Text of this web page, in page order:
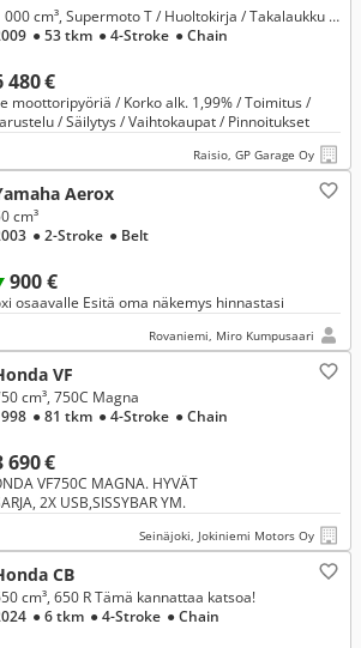
480 €
1 000 cm³, Supermoto T / Huoltokirja / Takalaukku / Tämä kannattaa katsoa!
● 53 tkm ● 4-Stroke ● Chain
moottoripyöriä / Korko alk. 1,99% / Toimitus /
/ Säilytys / Vaihtokaupat / Pinnoitukset
Raisio, GP Garage Oy
Aerox
900 €
cm³
● 2-Stroke ● Belt
Jonkunlainen projekti roxi osaavalle Esitä oma näkemys hinnastasi
Rovaniemi, Miro Kumpusaari
VF
690 €
cm³, 750C Magna
● 81 tkm ● 4-Stroke ● Chain
VF750C MAGNA. HYVÄT
2X USB,SISSYBAR YM.
Seinäjoki, Jokiniemi Motors Oy
CB
cm³, 650 R Tämä kannattaa katsoa!
● 6 tkm ● 4-Stroke ● Chain